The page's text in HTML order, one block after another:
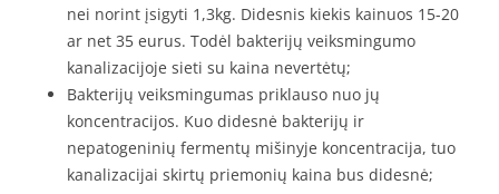
nei norint įsigyti 1,3kg. Didesnis kiekis kainuos 15-20
ar net 35 eurus. Todėl bakterijų veiksmingumo
kanalizacijoje sieti su kaina nevertėtų;
Bakterijų veiksmingumas priklauso nuo jų
koncentracijos. Kuo didesnė bakterijų ir
nepatogeninių fermentų mišinyje koncentracija, tuo
kanalizacijai skirtų priemonių kaina bus didesnė;